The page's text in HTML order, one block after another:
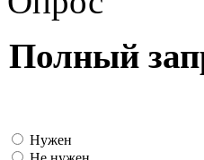
Полный
Нужен